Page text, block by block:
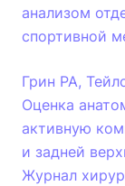
анализом
спортивной
Грин РА,
Оценка
активную
и задней
Журнал